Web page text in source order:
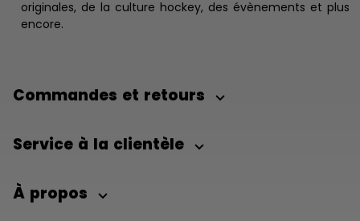
originales, de la culture hockey, des évènements et plus
encore.
Commandes et retours
Service à la clientèle
À propos